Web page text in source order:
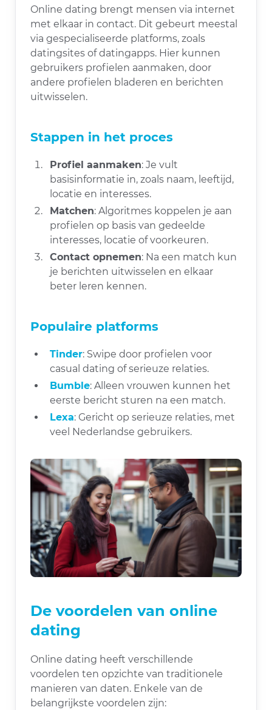
Online dating brengt mensen via internet
met elkaar in contact. Dit gebeurt meestal
via gespecialiseerde platforms, zoals
datingsites of datingapps. Hier kunnen
gebruikers profielen aanmaken, door
andere profielen bladeren en berichten
uitwisselen.
Stappen in het proces
Profiel aanmaken: Je vult
basisinformatie in, zoals naam, leeftijd,
locatie en interesses.
Matchen: Algoritmes koppelen je aan
profielen op basis van gedeelde
interesses, locatie of voorkeuren.
Contact opnemen: Na een match kun
je berichten uitwisselen en elkaar
beter leren kennen.
Populaire platforms
Tinder: Swipe door profielen voor
casual dating of serieuze relaties.
Bumble: Alleen vrouwen kunnen het
eerste bericht sturen na een match.
Lexa: Gericht op serieuze relaties, met
veel Nederlandse gebruikers.
De voordelen van online
dating
Online dating heeft verschillende
voordelen ten opzichte van traditionele
manieren van daten. Enkele van de
belangrijkste voordelen zijn: